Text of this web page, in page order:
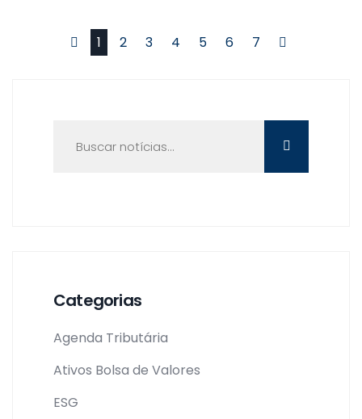
Primeiro
1 2 3 4 5 6 7
Categorias
Agenda Tributária
Ativos Bolsa de Valores
ESG